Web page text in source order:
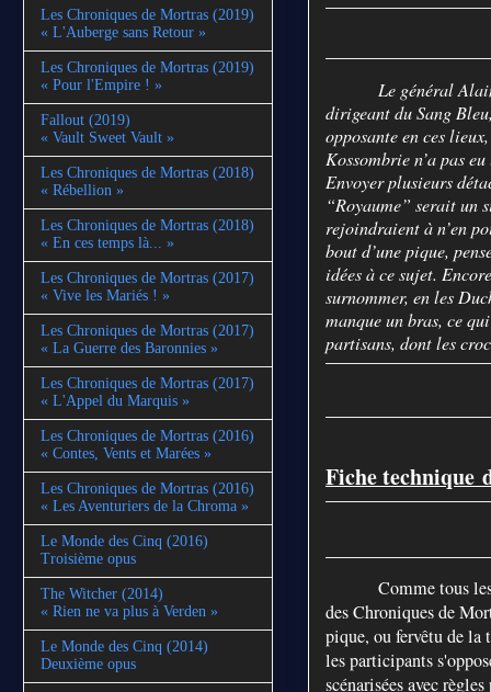
Le général
dirigeant du Sang
opposante en ces
Kossombrie n’a pas
Envoyer plusieurs
“Royaume” serait un
rejoindraient à n’en
bout d’une pique,
idées à ce sujet.
surnommer, en les
manque un bras, ce
partisans, dont les
Fiche technique
Comme tous
des Chroniques de
pique, ou fervêtu de la
les participants
scénarisées avec
Les Chroniques de Mortras (2019)
« L'Auberge sans Retour »
Les Chroniques de Mortras (2019)
« Pour l'Empire ! »
Fallout (2019)
« Vault Sweet Vault »
Les Chroniques de Mortras (2018)
« Rébellion »
Les Chroniques de Mortras (2018)
« En ces temps là... »
Les Chroniques de Mortras (2017)
« Vive les Mariés ! »
Les Chroniques de Mortras (2017)
« La Guerre des Baronnies »
Les Chroniques de Mortras (2017)
« L'Appel du Marquis »
Les Chroniques de Mortras (2016)
« Contes, Vents et Marées »
Les Chroniques de Mortras (2016)
« Les Aventuriers de la Chroma »
Le Monde des Cinq (2016)
Troisième opus
The Witcher (2014)
« Rien ne va plus à Verden »
Le Monde des Cinq (2014)
Deuxième opus